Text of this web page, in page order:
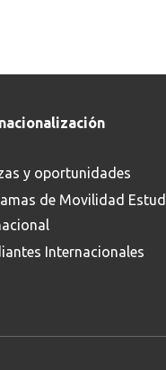
y oportunidades
de Movilidad
Internacionales